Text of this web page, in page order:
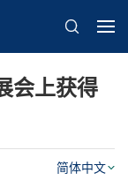
会上获得
简体中文